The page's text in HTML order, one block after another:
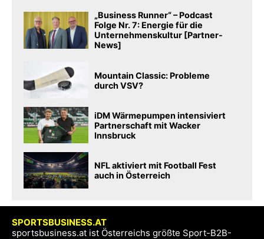
„Business Runner“ – Podcast
Folge Nr. 7: Energie für die
Unternehmenskultur [Partner-
News]
Mountain Classic: Probleme
durch VSV?
iDM Wärmepumpen intensiviert
Partnerschaft mit Wacker
Innsbruck
NFL aktiviert mit Football Fest
auch in Österreich
SPORTSBUSINESS.AT
sportsbusiness.at ist Österreichs größte Sport-B2B-